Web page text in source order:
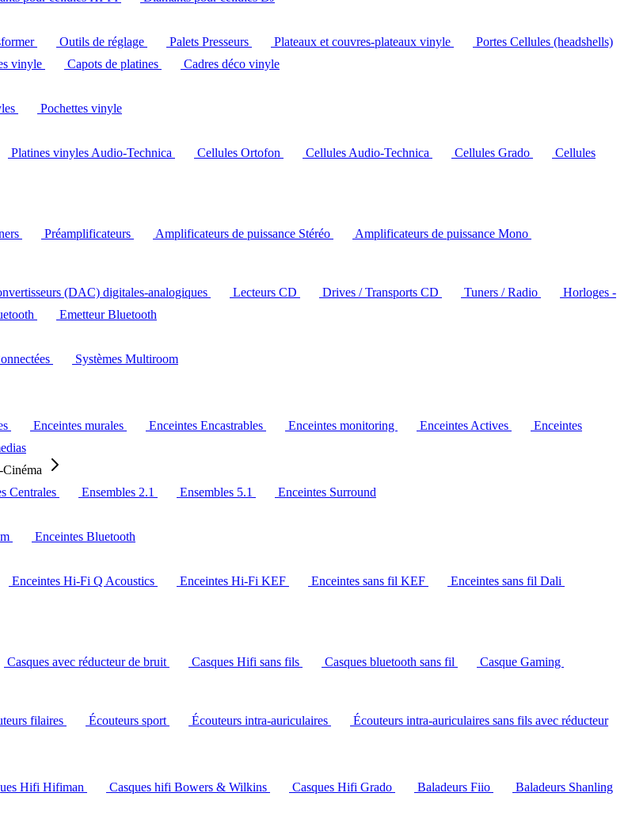
Outils de réglage Palets Presseurs Plateaux et couvres-plateaux vinyle
Portes Cellules (headshells)
vinyle Capots de platines
Cadres déco vinyle
Pochettes vinyle
Platines vinyles Audio-Technica Cellules Ortofon Cellules Audio-Technica Cellules Grado
Cellules
Préamplificateurs Amplificateurs de puissance Stéréo
Amplificateurs de puissance Mono
(DAC) digitales-analogiques Lecteurs CD Drives / Transports CD Tuners / Radio
Horloges -
Emetteur Bluetooth
Systèmes Multiroom
Enceintes murales Enceintes Encastrables Enceintes monitoring Enceintes Actives
Enceintes
Centrales Ensembles 2.1 Ensembles 5.1
Enceintes Surround
Enceintes Bluetooth
Enceintes Hi-Fi Q Acoustics Enceintes Hi-Fi KEF Enceintes sans fil KEF
Enceintes sans fil Dali
Casques avec réducteur de bruit Casques Hifi sans fils Casques bluetooth sans fil
Casque Gaming
filaires Écouteurs sport Écouteurs intra-auriculaires
Écouteurs intra-auriculaires sans fils avec réducteur
Hifi Hifiman Casques hifi Bowers & Wilkins Casques Hifi Grado Baladeurs Fiio
Baladeurs Shanling